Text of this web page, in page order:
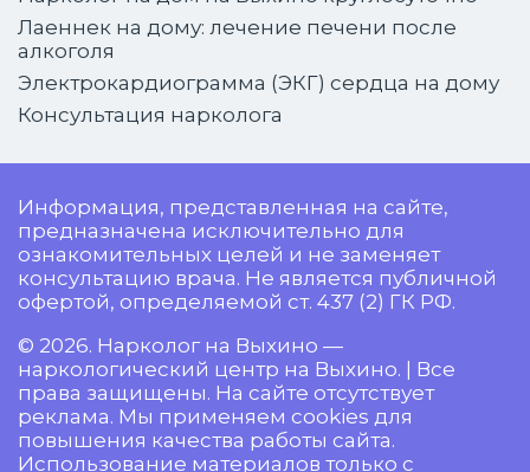
Лаеннек на дому: лечение печени после
алкоголя
Электрокардиограмма (ЭКГ) сердца на дому
Консультация нарколога
Информация, представленная на сайте,
предназначена исключительно для
ознакомительных целей и не заменяет
консультацию врача. Не является публичной
офертой, определяемой ст. 437 (2) ГК РФ.
© 2026. Нарколог на Выхино —
наркологический центр на Выхино. | Все
права защищены. На сайте отсутствует
реклама. Мы применяем cookies для
повышения качества работы сайта.
Использование материалов только с